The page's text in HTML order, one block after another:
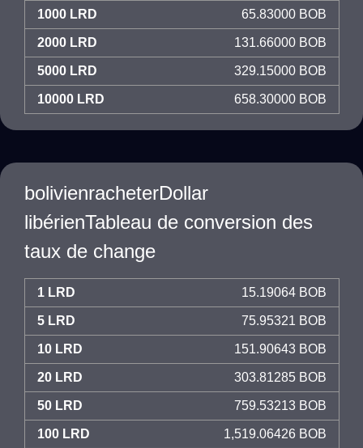
1000 LRD 65.83000 BOB
2000 LRD 131.66000 BOB
5000 LRD 329.15000 BOB
10000 LRD 658.30000 BOB
bolivienracheterDollar
libérienTableau de conversion des
taux de change
1 LRD 15.19064 BOB
5 LRD 75.95321 BOB
10 LRD 151.90643 BOB
20 LRD 303.81285 BOB
50 LRD 759.53213 BOB
100 LRD 1,519.06426 BOB